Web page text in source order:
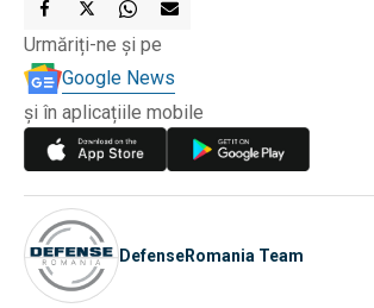
Urmăriți-ne și pe
Google News
și în aplicațiile mobile
DefenseRomania Team